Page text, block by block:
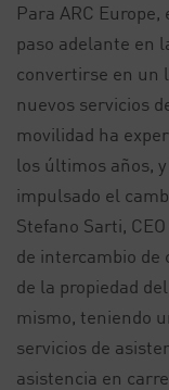
Para ARC
paso adelante en
convertirse en un
nuevos servicios
movilidad ha
los últimos años,
impulsado el
Stefano Sarti,
de intercambio
de la propiedad
mismo, teniendo
servicios de
asistencia en